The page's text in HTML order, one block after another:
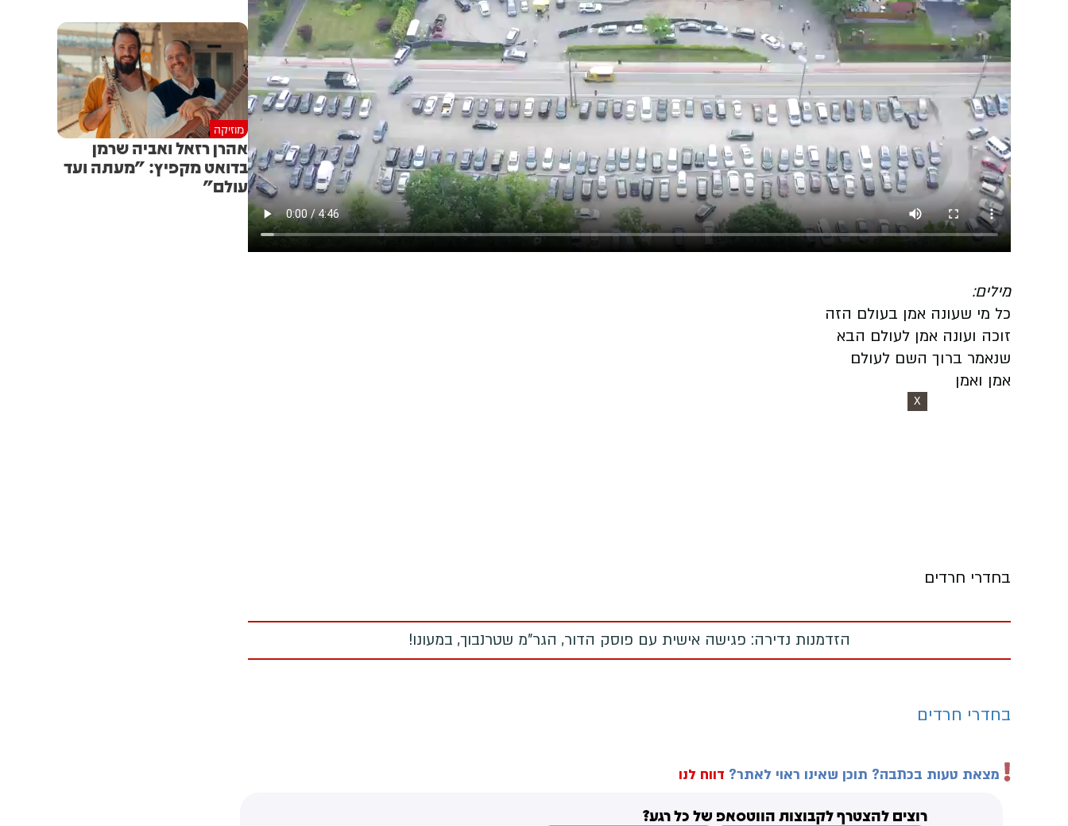
מילים:
כל מי שעונה אמן בעולם הזה
זוכה ועונה אמן לעולם הבא
שנאמר ברוך השם לעולם
אמן ואמן
X
בחדרי חרדים
הזדמנות נדירה: פגישה אישית עם פוסק הדור, הגר"מ שטרנבוך, במעונו!
בחדרי חרדים
מצאת טעות בכתבה? תוכן שאינו ראוי לאתר? דווח לנו
רוצים להצטרף לקבוצות הווטסאפ של כל רגע?
מוזיקה
אהרן רזאל ואביה שרמן
בדואט מקפיץ: "מעתה ועד
עולם"